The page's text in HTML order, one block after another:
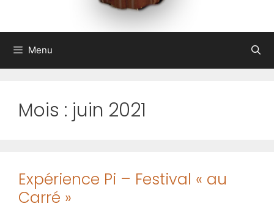
Menu
Mois : juin 2021
Expérience Pi – Festival « au
Carré »